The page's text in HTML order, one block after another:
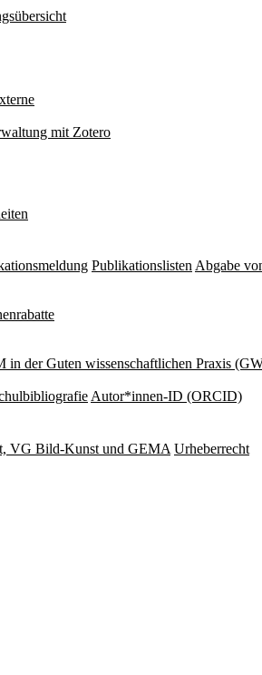
mit Zotero
Publikationslisten Abgabe
in der Guten wissenschaftlichen Praxis
Autor*innen-ID (ORCID)
VG Bild-Kunst und GEMA Urheberrecht